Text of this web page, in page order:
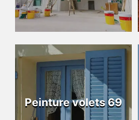
Peinture volets 69